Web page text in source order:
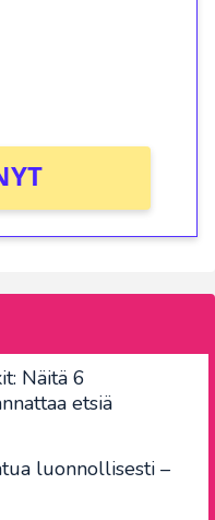
Näitä 6
etsiä
luonnollisesti –